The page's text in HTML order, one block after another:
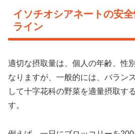
イソチオシアネートの安
ライン
適切な摂取量は、個人の年齢、性
なりますが、一般的には、バラン
して十字花科の野菜を適量摂取す
す。